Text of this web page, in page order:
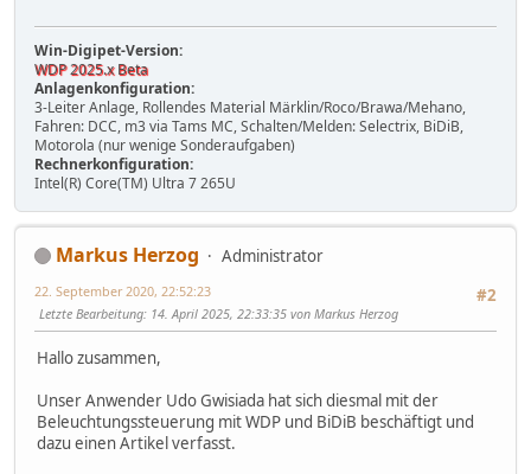
Win-Digipet-Version:
WDP 2025.x Beta
Anlagenkonfiguration:
3-Leiter Anlage, Rollendes Material Märklin/Roco/Brawa/Mehano,
Fahren: DCC, m3 via Tams MC, Schalten/Melden: Selectrix, BiDiB,
Motorola (nur wenige Sonderaufgaben)
Rechnerkonfiguration:
Intel(R) Core(TM) Ultra 7 265U
Markus Herzog
Administrator
#2
22. September 2020, 22:52:23
Letzte Bearbeitung: 14. April 2025, 22:33:35 von Markus Herzog
Hallo zusammen,
Unser Anwender Udo Gwisiada hat sich diesmal mit der
Beleuchtungssteuerung mit WDP und BiDiB beschäftigt und
dazu einen Artikel verfasst.